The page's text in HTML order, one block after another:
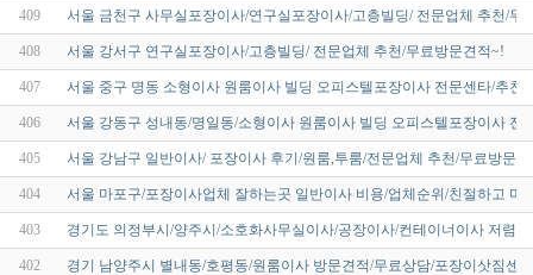
409 서울 금천구 사무실포장이사/연구실포장이사/고층빌딩/ 전문업체 추천/무
408 서울 강서구 연구실포장이사/고층빌딩/ 전문업체 추천/무료방문견적~!
407 서울 중구 명동 소형이사 원룸이사 빌딩 오피스텔포장이사 전문센타/추천
406 서울 강동구 성내동/명일동/소형이사 원룸이사 빌딩 오피스텔포장이사 전
405 서울 강남구 일반이사/ 포장이사 후기/원룸,투룸/전문업체 추천/무료방문
404 서울 마포구/포장이사업체 잘하는곳 일반이사 비용/업체순위/친절하고
403 경기도 의정부시/양주시/소호화사무실이사/공장이사/컨테이너이사 저렴
402 경기 남양주시 별내동/호평동/원룸이사 방문견적/무료상담/포장이삿짐센